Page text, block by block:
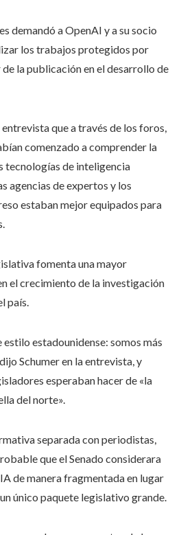
demandó a OpenAI y a su socio
los trabajos protegidos por
la publicación en el desarrollo de
entrevista que a través de los foros,
comenzado a comprender la
tecnologías de inteligencia
agencias de expertos y los
estaban mejor equipados para
fomenta una mayor
el crecimiento de la investigación
país.
estilo estadounidense: somos más
Schumer en la entrevista, y
esperaban hacer de «la
del norte».
separada con periodistas,
que el Senado considerara
de manera fragmentada en lugar
único paquete legislativo grande.